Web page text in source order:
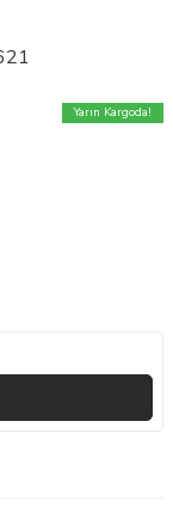
Yarın Kargoda!